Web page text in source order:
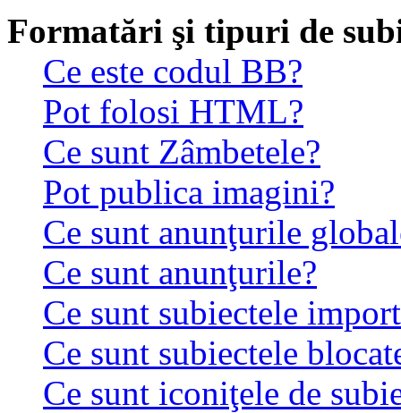
Formatări şi tipuri de
Ce este codul BB?
Pot folosi HTML?
Ce sunt Zâmbetele?
Pot publica imagini?
Ce sunt anunţurile
Ce sunt anunţurile?
Ce sunt subiectele
Ce sunt subiectele
Ce sunt iconiţele de